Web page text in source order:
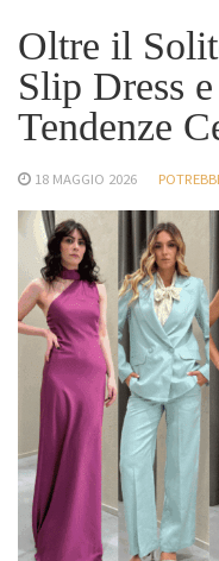
Oltre il
Slip Dress
Tendenze
18 MAGGIO 2026